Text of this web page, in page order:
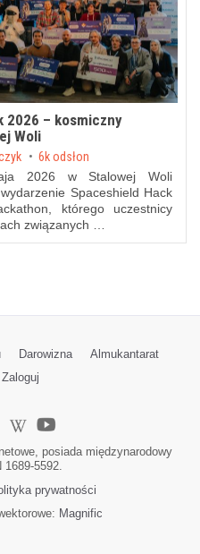
2026 – kosmiczny
Woli
6k odsłon
2026 w Stalowej Woli
Spaceshield Hack
którego uczestnicy
związanych …
Darowizna
Almukantarat
Zaloguj
posiada międzynarodowy
5592.
prywatności
Magnific